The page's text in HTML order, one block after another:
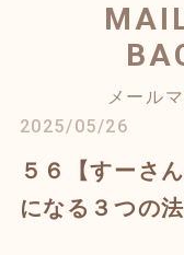
メール
2025/05/26
５６【すーさ
になる３つの